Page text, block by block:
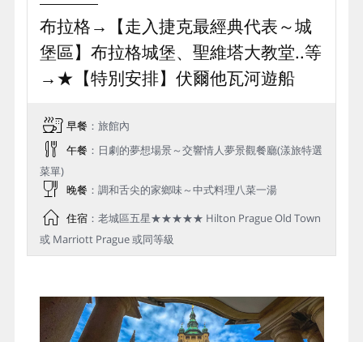
布拉格→【走入捷克最經典代表～城
堡區】布拉格城堡、聖維塔大教堂..等
→★【特別安排】伏爾他瓦河遊船
早餐 ：旅館內
午餐 ：日劇的夢想場景～交響情人夢景觀餐廳(漾旅特選
菜單)
晚餐 ：調和舌尖的家鄉味～中式料理八菜一湯
住宿：老城區五星★★★★★ Hilton Prague Old Town
或 Marriott Prague 或同等級